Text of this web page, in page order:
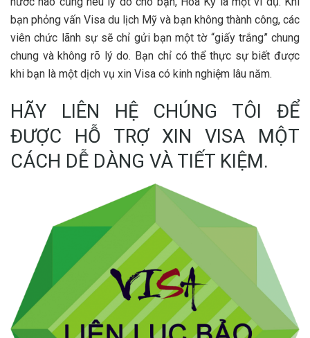
bạn phỏng vấn Visa du lịch Mỹ và bạn không thành công, các
viên chức lãnh sự sẽ chỉ gửi bạn một tờ “giấy trắng” chung
chung và không rõ lý do. Bạn chỉ có thể thực sự biết được
khi bạn là một dịch vụ xin Visa có kinh nghiệm lâu năm.
HÃY LIÊN HỆ CHÚNG TÔI ĐỂ
ĐƯỢC HỖ TRỢ XIN VISA MỘT
CÁCH DỄ DÀNG VÀ TIẾT KIỆM.